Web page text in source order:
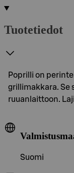
Tuotetiedot
Poprilli on
grillimakkara. Se
ruuanlaittoon.
Suomi